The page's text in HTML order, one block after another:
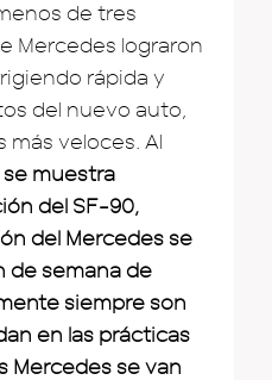
de tres
Mercedes lograron
rápida y
del nuevo auto,
más veloces. Al
se muestra
del SF-90,
del Mercedes se
de semana de
siempre son
en las prácticas
Mercedes se van